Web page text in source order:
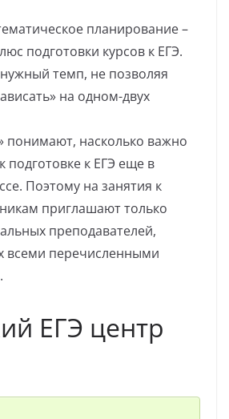
планирование –
подготовки курсов к ЕГЭ.
темп, не позволяя
на одном-двух
понимают, насколько важно
подготовке к ЕГЭ еще в
Поэтому на занятия к
приглашают только
преподавателей,
всеми перечисленными
ЕГЭ центр